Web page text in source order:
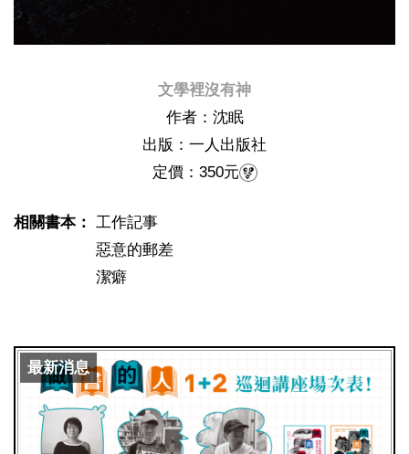
文學裡沒有神
作者：沈眠
出版：一人出版社
定價：350元
相關書本： 工作記事
惡意的郵差
潔癖
最新消息